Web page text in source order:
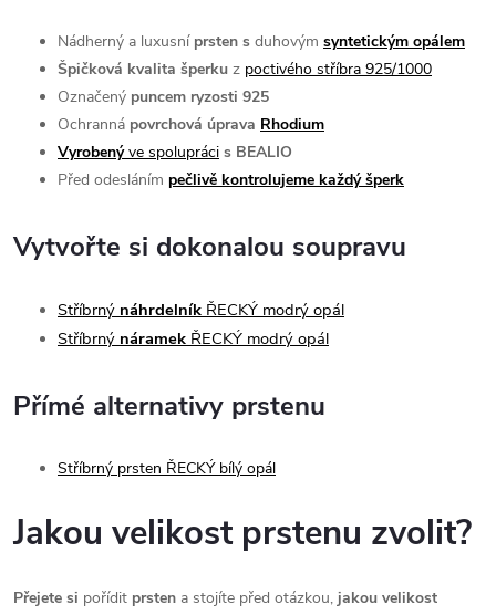
Nádherný a luxusní prsten s duhovým syntetickým opálem
Špičková kvalita šperku z poctivého stříbra 925/1000
Označený puncem ryzosti 925
Ochranná povrchová úprava Rhodium
Vyrobenýve spolupráci s BEALIO
Před odesláním pečlivě kontrolujeme každý šperk
Vytvořte si dokonalou soupravu
Stříbrný náhrdelník ŘECKÝ modrý opál
Stříbrný náramek ŘECKÝ modrý opál
Přímé alternativy prstenu
Stříbrný prsten ŘECKÝ bílý opál
Jakou velikost prstenu zvolit?
Přejete si pořídit prsten a stojíte před otázkou, jakou velikost